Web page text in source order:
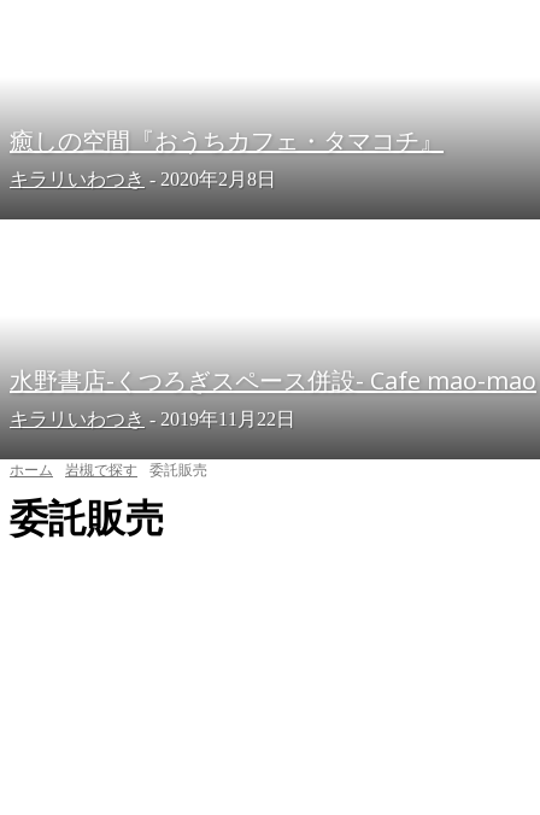
癒しの空間『おうちカフェ・タマコチ』
キラリいわつき - 2020年2月8日
水野書店-くつろぎスペース併設- Cafe mao-mao
キラリいわつき - 2019年11月22日
ホーム 岩槻で探す 委託販売
委託販売